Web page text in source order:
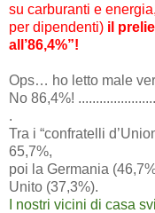
su carburanti e
per dipendenti) il
all’86,4%”!
Ops… ho letto male
No 86,4%!
.
Tra i “confratelli
65,7%,
poi la Germania
Unito (37,3%).
I nostri vicini di casa